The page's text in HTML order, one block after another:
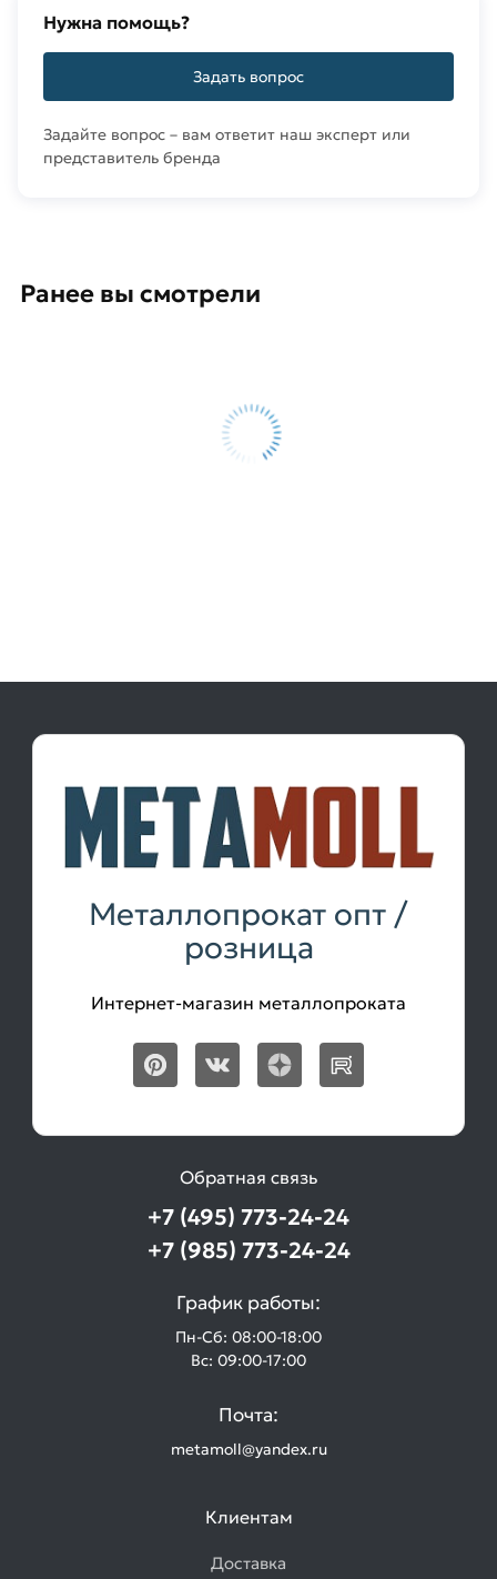
Нужна помощь?
Задать вопрос
Задайте вопрос – вам ответит наш эксперт или
представитель бренда
Ранее вы смотрели
Металлопрокат опт /
розница
Интернет-магазин металлопроката
Обратная связь
+7 (495) 773-24-24
+7 (985) 773-24-24
График работы:
Пн-Сб: 08:00-18:00
Вс: 09:00-17:00
Почта:
metamoll@yandex.ru
Клиентам
Доставка